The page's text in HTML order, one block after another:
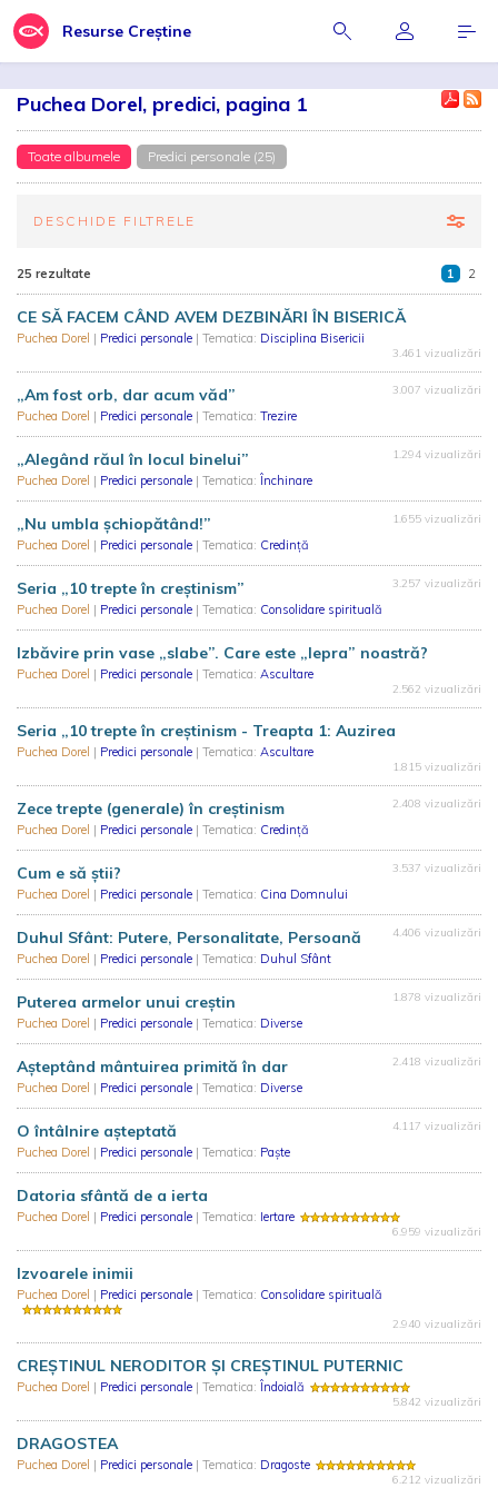
Resurse Creștine
Puchea Dorel, predici, pagina 1
Toate albumele Predici personale (25)
DESCHIDE FILTRELE
25 rezultate 1 2
CE SĂ FACEM CÂND AVEM DEZBINĂRI ÎN BISERICĂ
Puchea Dorel | Predici personale | Tematica: Disciplina Bisericii
3.461 vizualizări
„Am fost orb, dar acum văd”
Puchea Dorel | Predici personale | Tematica: Trezire
3.007 vizualizări
„Alegând răul în locul binelui”
Puchea Dorel | Predici personale | Tematica: Închinare
1.294 vizualizări
„Nu umbla șchiopătând!”
Puchea Dorel | Predici personale | Tematica: Credință
1.655 vizualizări
Seria „10 trepte în creștinism”
Puchea Dorel | Predici personale | Tematica: Consolidare spirituală
3.257 vizualizări
Izbăvire prin vase „slabe”. Care este „lepra” noastră?
Puchea Dorel | Predici personale | Tematica: Ascultare
2.562 vizualizări
Seria „10 trepte în creștinism - Treapta 1: Auzirea
Puchea Dorel | Predici personale | Tematica: Ascultare
1.815 vizualizări
Zece trepte (generale) în creștinism
Puchea Dorel | Predici personale | Tematica: Credință
2.408 vizualizări
Cum e să știi?
Puchea Dorel | Predici personale | Tematica: Cina Domnului
3.537 vizualizări
Duhul Sfânt: Putere, Personalitate, Persoană
Puchea Dorel | Predici personale | Tematica: Duhul Sfânt
4.406 vizualizări
Puterea armelor unui creștin
Puchea Dorel | Predici personale | Tematica: Diverse
1.878 vizualizări
Așteptând mântuirea primită în dar
Puchea Dorel | Predici personale | Tematica: Diverse
2.418 vizualizări
O întâlnire așteptată
Puchea Dorel | Predici personale | Tematica: Paște
4.117 vizualizări
Datoria sfântă de a ierta
Puchea Dorel | Predici personale | Tematica: Iertare
6.959 vizualizări
Izvoarele inimii
Puchea Dorel | Predici personale | Tematica: Consolidare spirituală
2.940 vizualizări
CREȘTINUL NERODITOR ȘI CREȘTINUL PUTERNIC
Puchea Dorel | Predici personale | Tematica: Îndoială
5.842 vizualizări
DRAGOSTEA
Puchea Dorel | Predici personale | Tematica: Dragoste
6.212 vizualizări